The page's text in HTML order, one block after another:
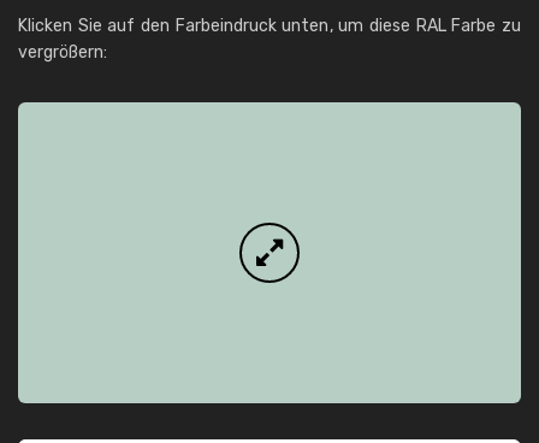
Klicken Sie auf den Farbeindruck unten, um diese RAL Farbe zu
vergrößern: